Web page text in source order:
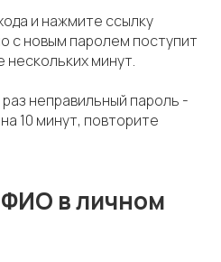
и нажмите ссылку
с новым паролем поступит
нескольких минут.
неправильный пароль -
10 минут, повторите
в личном